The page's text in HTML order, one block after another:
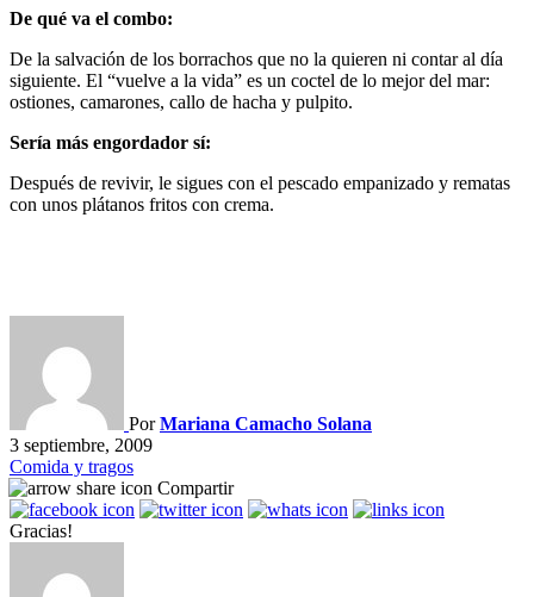
De qué va el combo:
De la salvación de los borrachos que no la quieren ni contar al día
siguiente. El “vuelve a la vida” es un coctel de lo mejor del mar:
ostiones, camarones, callo de hacha y pulpito.
Sería más engordador sí:
Después de revivir, le sigues con el pescado empanizado y rematas
con unos plátanos fritos con crema.
PorMariana Camacho Solana
3 septiembre, 2009
Comida y tragos
Compartir
Gracias!